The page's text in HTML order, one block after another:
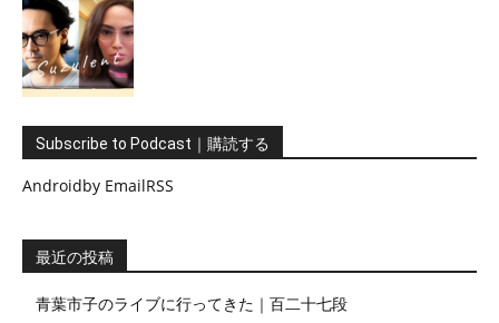
Subscribe to Podcast｜購読する
Androidby EmailRSS
最近の投稿
青葉市子のライブに行ってきた｜百二十七段